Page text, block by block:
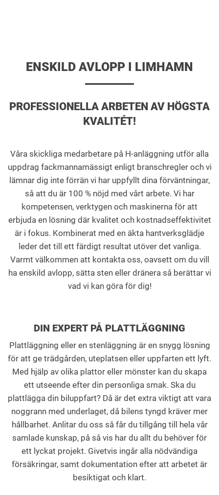
ENSKILD AVLOPP I LIMHAMN
PROFESSIONELLA ARBETEN AV HÖGSTA
KVALITÉT!
Våra skickliga medarbetare på H-anläggning utför alla
uppdrag fackmannamässigt enligt branschregler och vi
lämnar dig inte förrän vi har uppfyllt dina förväntningar,
så att du är 100 % nöjd med vårt arbete. Vi har
kompetensen, verktygen och maskinerna för att
erbjuda en lösning där kvalitet och kostnadseffektivitet
är i fokus. Kombinerat med en äkta hantverksglädje
leder det till ett färdigt resultat utöver det vanliga.
Varmt välkommen att kontakta oss, oavsett om du vill
ha enskild avlopp, sätta sten eller dränera så berättar vi
vad vi kan göra för dig!
DIN EXPERT PÅ PLATTLÄGGNING
Plattläggning eller en stenläggning är en snygg lösning
för att ge trädgården, uteplatsen eller uppfarten ett lyft.
Med hjälp av olika plattor eller mönster kan du skapa
ett utseende efter din personliga smak. Ska du
plattlägga din biluppfart? Då är det extra viktigt att vara
noggrann med underlaget, då bilens tyngd kräver mer
hållbarhet. Anlitar du oss så får du tillgång till hela vår
samlade kunskap, på så vis har du allt du behöver för
ett lyckat projekt. Givetvis ingår alla nödvändiga
försäkringar, samt dokumentation efter att arbetet är
besiktigat och klart.